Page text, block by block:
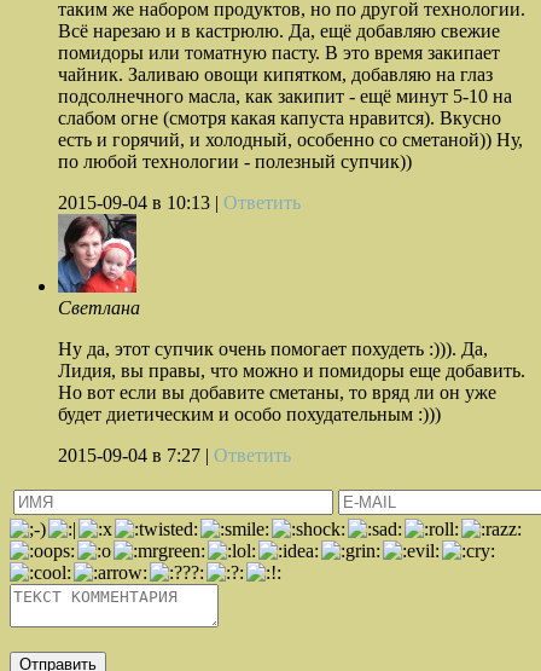
таким же набором продуктов, но по другой технологии.
Всё нарезаю и в кастрюлю. Да, ещё добавляю свежие
помидоры или томатную пасту. В это время закипает
чайник. Заливаю овощи кипятком, добавляю на глаз
подсолнечного масла, как закипит - ещё минут 5-10 на
слабом огне (смотря какая капуста нравится). Вкусно
есть и горячий, и холодный, особенно со сметаной)) Ну,
по любой технологии - полезный супчик))
2015-09-04 в 10:13 | Ответить
Светлана
Ну да, этот супчик очень помогает похудеть :))). Да,
Лидия, вы правы, что можно и помидоры еще добавить.
Но вот если вы добавите сметаны, то вряд ли он уже
будет диетическим и особо похудательным :)))
2015-09-04 в 7:27 | Ответить